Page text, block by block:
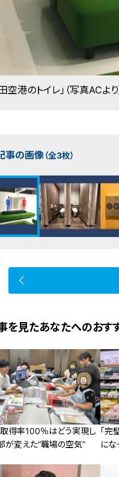
空港のトイレ」（写真ACより
事の画像（全3枚）
を見たあなたへのおす
得率100％はどう実現し
が変えた“職場の空気”
「完
に